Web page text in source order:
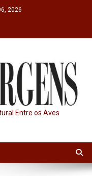
2026
Entre os Aves